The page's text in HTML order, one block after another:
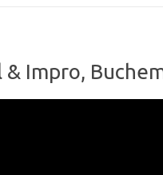
Impro,